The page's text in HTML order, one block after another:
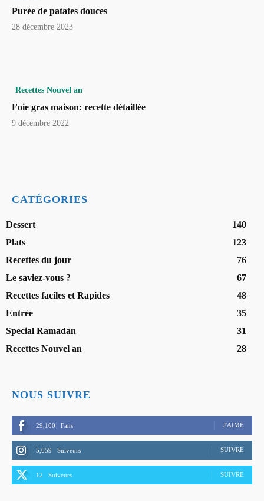
Purée de patates douces
28 décembre 2023
Recettes Nouvel an
Foie gras maison: recette détaillée
9 décembre 2022
CATÉGORIES
Dessert
140
Plats
123
Recettes du jour
76
Le saviez-vous ?
67
Recettes faciles et Rapides
48
Entrée
35
Special Ramadan
31
Recettes Nouvel an
28
NOUS SUIVRE
29,100 Fans J'AIME
5,659 Suiveurs SUIVRE
12 Suiveurs SUIVRE